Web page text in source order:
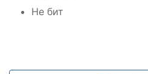
Не бит